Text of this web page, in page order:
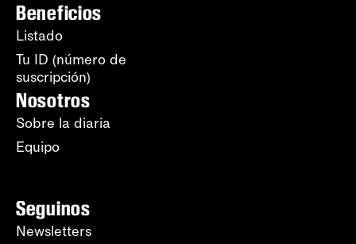
Beneficios
Listado
Tu ID (número de
suscripción)
Nosotros
Sobre la diaria
Equipo
Seguinos
Newsletters